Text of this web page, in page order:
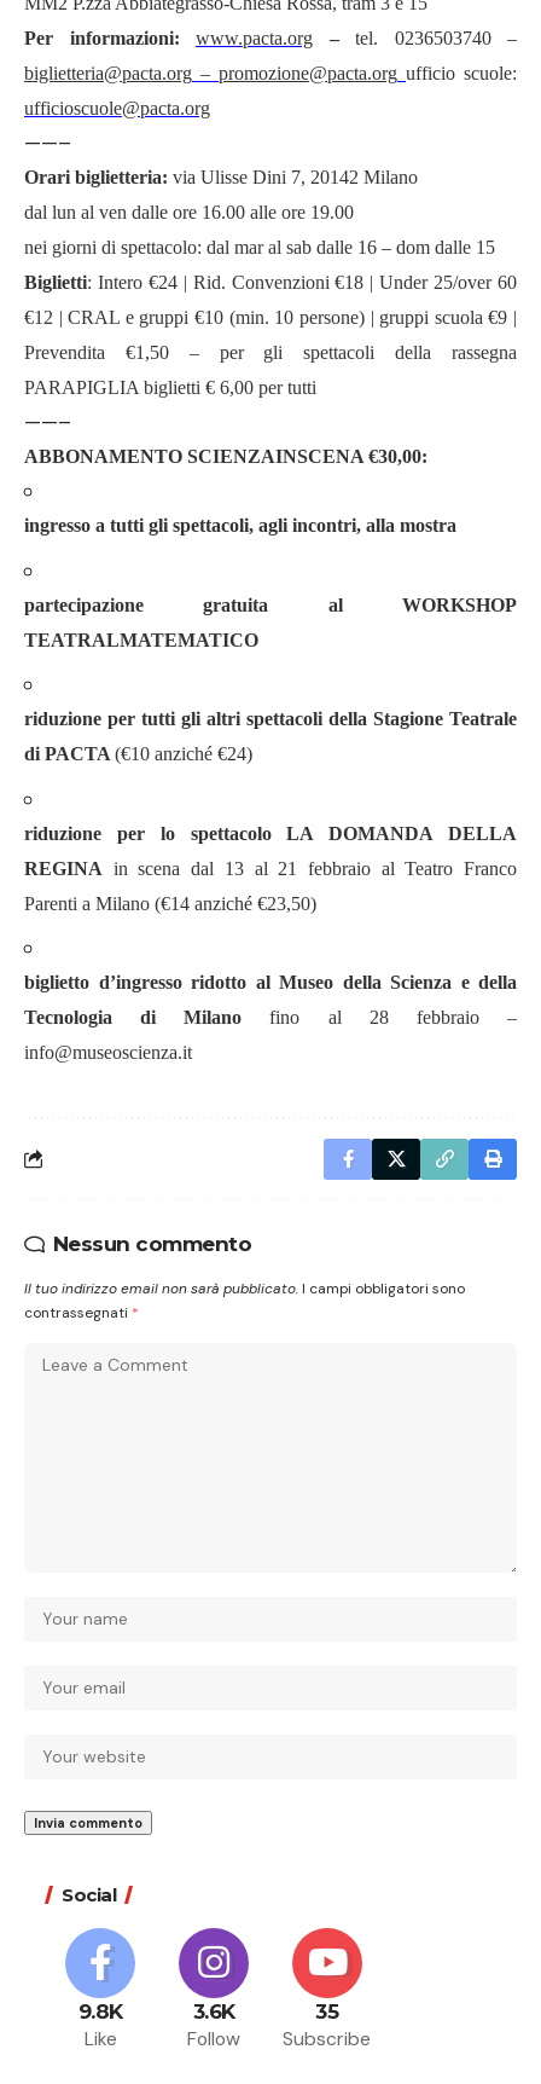
Per informazioni: www.pacta.org –tel. 0236503740 –
biglietteria@pacta.org – promozione@pacta.org ufficio scuole:
ufficioscuole@pacta.org
——–
Orari biglietteria: via Ulisse Dini 7, 20142 Milano
dal lun al ven dalle ore 16.00 alle ore 19.00
nei giorni di spettacolo: dal mar al sab dalle 16 – dom dalle 15
Biglietti: Intero €24 | Rid. Convenzioni €18 | Under 25/over 60
€12 | CRAL e gruppi €10 (min. 10 persone) | gruppi scuola €9 |
Prevendita €1,50 – per gli spettacoli della rassegna
PARAPIGLIA biglietti € 6,00 per tutti
——–
ABBONAMENTO SCIENZAINSCENA €30,00:
ingresso a tutti gli spettacoli, agli incontri, alla mostra
partecipazione gratuita al WORKSHOP
TEATRALMATEMATICO
riduzione per tutti gli altri spettacoli della Stagione Teatrale
di PACTA (€10 anziché €24)
riduzione per lo spettacoloLA DOMANDA DELLA
REGINA in scena dal 13 al 21 febbraio al Teatro Franco
Parenti a Milano (€14 anziché €23,50)
biglietto d’ingresso ridotto al Museo della Scienza e della
Tecnologia di Milanofino al 28 febbraio –
info@museoscienza.it
Nessun commento
Il tuo indirizzo email non sarà pubblicato. I campi obbligatori sono
contrassegnati *
Social
9.8K
Like
3.6K
Follow
35
Subscribe